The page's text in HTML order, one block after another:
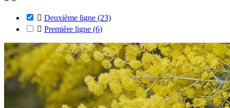
 Deuxième ligne (23)
 Première ligne (6)